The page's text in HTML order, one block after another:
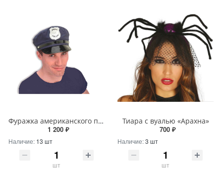
Фуражка американского полицейского 2
1 200 ₽
Наличие: 13 шт
шт
Тиара с вуалью «Арахна»
700 ₽
Наличие:3 шт
шт